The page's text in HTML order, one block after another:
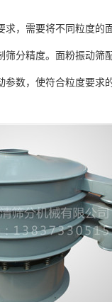
，需要将不同粒度的
分精度。面粉振动
数，使符合粒度要求